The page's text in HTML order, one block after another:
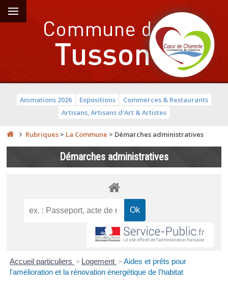
Animations 2026 Expositions
Commerces & Restaurants
Artisans, Artisans d'Art & Artistes
Rubriques > La Commune > Démarches administratives
Démarches administratives
Accueil particuliers > Logement > Aides et prêts pour
l'amélioration et la rénovation énergétique de l'habitat